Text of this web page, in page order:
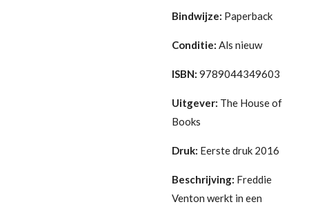
Bindwijze: Paperback
Conditie: Als nieuw
ISBN: 9789044349603
Uitgever: The House of
Books
Druk: Eerste druk 2016
Beschrijving: Freddie
Venton werkt in een